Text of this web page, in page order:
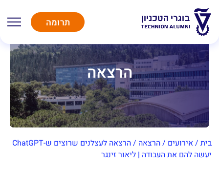
תרומה
הרצאה
בית /אירועים /הרצאה /
הרצאה לעצלנים שרוצים ש-ChatGPT
יעשה להם את העבודה | ליאור זינגר